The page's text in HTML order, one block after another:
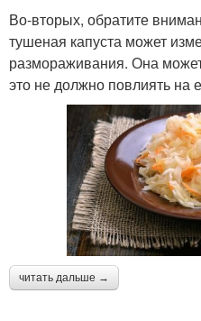
Во-вторых, обратите
тушеная капуста может
размораживания. Она
это не должно повлиять на
читать дальше →